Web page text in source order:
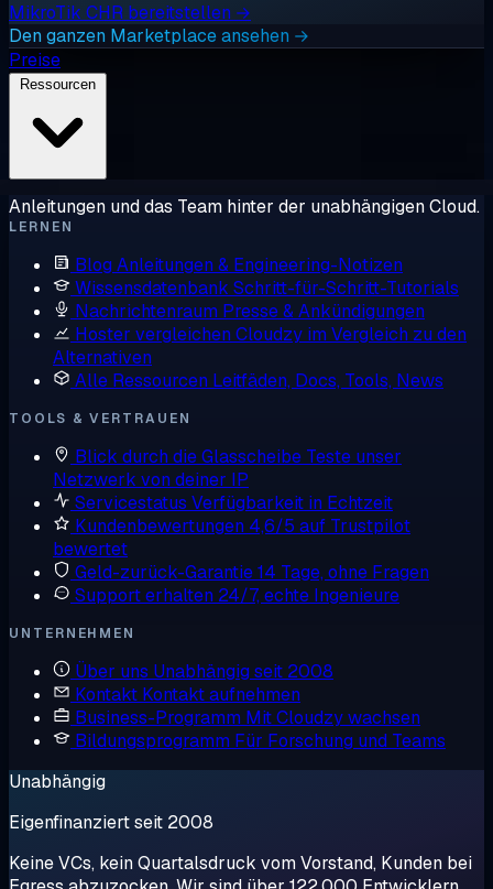
MikroTik CHR bereitstellen →
Den ganzen Marketplace ansehen →
Preise
Anleitungen und das Team hinter der unabhängigen Cloud.
LERNEN
Blog Anleitungen & Engineering-Notizen
Wissensdatenbank Schritt-für-Schritt-Tutorials
Nachrichtenraum Presse & Ankündigungen
Hoster vergleichen Cloudzy im Vergleich zu den
Alternativen
Alle Ressourcen Leitfäden, Docs, Tools, News
TOOLS & VERTRAUEN
Blick durch die Glasscheibe Teste unser
Netzwerk von deiner IP
Servicestatus Verfügbarkeit in Echtzeit
Kundenbewertungen 4,6/5 auf Trustpilot
bewertet
Geld-zurück-Garantie14 Tage, ohne Fragen
Support erhalten 24/7, echte Ingenieure
UNTERNEHMEN
Über uns Unabhängig seit 2008
Kontakt Kontakt aufnehmen
Business-Programm Mit Cloudzy wachsen
Bildungsprogramm Für Forschung und Teams
Unabhängig
Eigenfinanziert seit 2008
Keine VCs, kein Quartalsdruck vom Vorstand, Kunden bei